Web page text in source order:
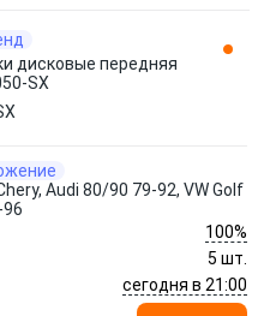
дисковые передняя
SX
Audi 80/90 79-92, VW Golf
96
100%
5 шт.
сегодня в 21:00